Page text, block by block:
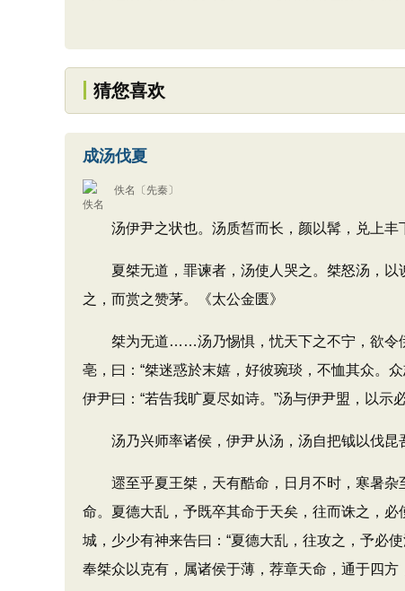
猜您喜欢
成汤伐夏
佚名 〔先秦〕
汤伊尹之状也。汤质皙而长，颜以髯，兑上丰
夏桀无道，罪谏者，汤使人哭之。桀怒汤，以
之，而赏之赞茅。《太公金匮》
桀为无道……汤乃惕惧，忧天下之不宁，欲令伊
亳，曰：“桀迷惑於末嬉，好彼琬琰，不恤其众。
伊尹曰：“若告我旷夏尽如诗。”汤与伊尹盟，以示
汤乃兴师率诸侯，伊尹从汤，汤自把钺以伐昆
遝至乎夏王桀，天有酷命，日月不时，寒暑杂
命。夏德大乱，予既卒其命于天矣，往而诛之，
城，少少有神来告曰：“夏德大乱，往攻之，予必
奉桀众以克有，属诸侯于薄，荐章天命，通于四